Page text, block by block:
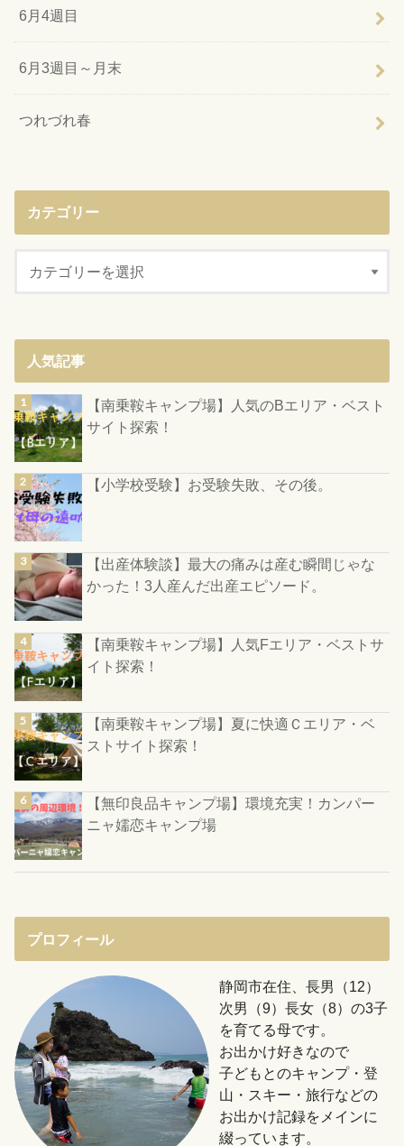
6月4週目
6月3週目～月末
つれづれ春
カテゴリー
人気記事
【南乗鞍キャンプ場】人気のBエリア・ベスト
サイト探索！
【小学校受験】お受験失敗、その後。
【出産体験談】最大の痛みは産む瞬間じゃな
かった！3人産んだ出産エピソード。
【南乗鞍キャンプ場】人気Fエリア・ベストサ
イト探索！
【南乗鞍キャンプ場】夏に快適Ｃエリア・ベ
ストサイト探索！
【無印良品キャンプ場】環境充実！カンパー
ニャ嬬恋キャンプ場
プロフィール
静岡市在住、長男（12）
次男（9）長女（8）の3子
を育てる母です。
お出かけ好きなので
子どもとのキャンプ・登
山・スキー・旅行などの
お出かけ記録をメインに
綴っています。